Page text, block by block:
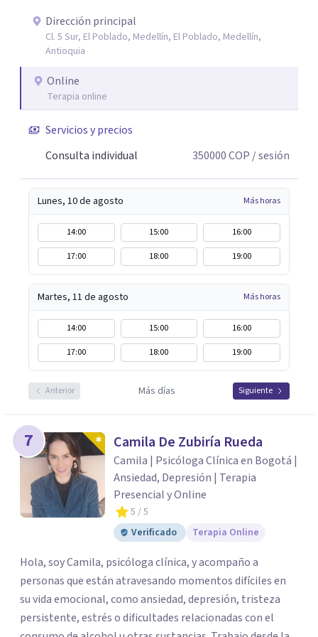
interacción 3- Soporte emocional: acompañamiento
para la gestión del duelo afectivo
Dirección principal
Cl. 5 Sur, El Poblado, Medellín, El Poblado, Medellín,
Antioquia
Online
Terapia online
Servicios y precios
Consulta individual
350000COP / sesión
Lunes, 10 de agosto Más horas
14:00 15:00
16:00
17:00
18:00 19:00
Martes, 11 de agosto Más horas
14:00 15:00
16:00
17:00
18:00 19:00
Anterior Más días Siguiente
7 Camila De Zubiría Rueda
Camila | Psicóloga Clínica en Bogotá |
Ansiedad, Depresión | Terapia
Presencial y Online
5 / 5
Verificado
Terapia Online
Hola, soy Camila, psicóloga clínica, y acompaño a
personas que están atravesando momentos difíciles en
su vida emocional, como ansiedad, depresión, tristeza
persistente, estrés o dificultades relacionadas con el